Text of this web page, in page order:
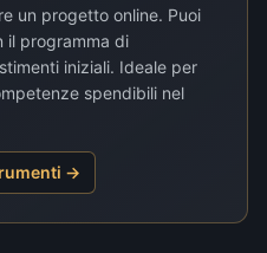
un progetto online. Puoi
il programma di
iniziali. Ideale per
spendibili nel
→